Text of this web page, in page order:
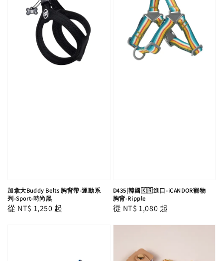
加拿大Buddy Belts 胸背帶-運動系
列-Sport-時尚黑
Regular
從 NT$ 1,250 起
D435|韓國🇰🇷進口-iCANDOR寵物
胸背-Ripple
Regular
從 NT$ 1,080 起